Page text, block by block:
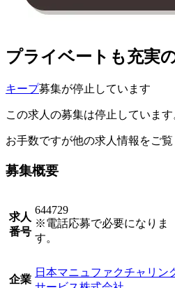
プライベートも充実
キープ募集が停止しています
この求人の募集は停止しています
お手数ですが他の求人情報をご覧
募集概要
求人
番号
644729
※電話応募で必要になりま
す。
企業
日本マニュファクチャリン